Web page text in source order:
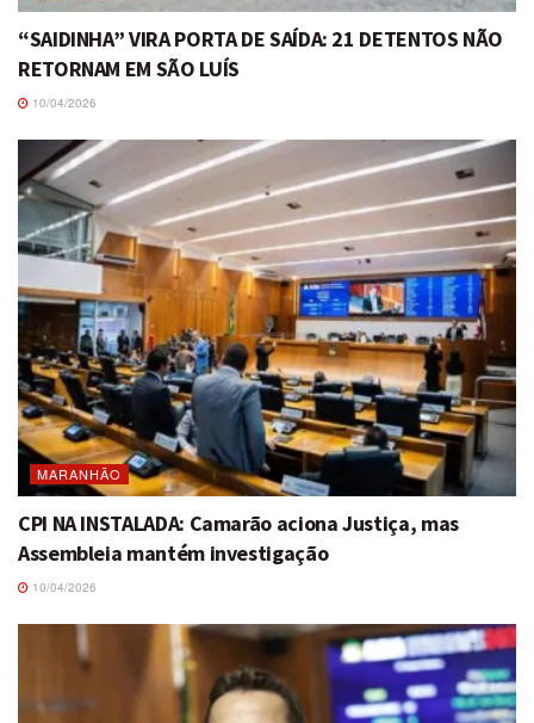
“SAIDINHA” VIRA PORTA DE SAÍDA: 21 DETENTOS NÃO
RETORNAM EM SÃO LUÍS
10/04/2026
MARANHÃO
CPI NA INSTALADA: Camarão aciona Justiça, mas
Assembleia mantém investigação
10/04/2026